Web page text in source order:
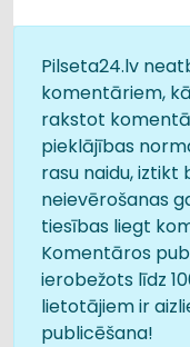
Pilseta24.lv
komentāriem,
rakstot
pieklājības
rasu naidu, iztikt
neievērošanas
tiesības liegt
Komentāros
ierobežots līdz
lietotājiem ir
publicēšana!